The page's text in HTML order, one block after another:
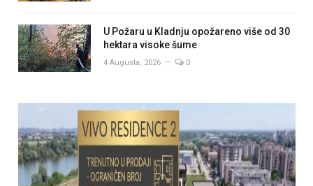
U Požaru u Kladnju opožareno više od 30
hektara visoke šume
4 Augusta, 2026 0